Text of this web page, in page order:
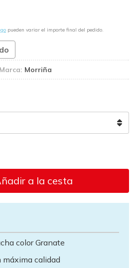
pueden variar el importe final del pedido.
Marca: Morriña
a la cesta
color Granate
máxima calidad